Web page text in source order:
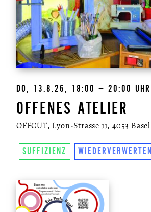
DO, 13.8.26, 18:00 – 20:00 UHR
OFFENES ATELIER
OFFCUT, Lyon-Strasse 11, 4053 Basel
SUFFIZIENZ WIEDERVERWERTEN